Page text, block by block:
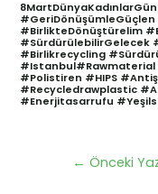
#BirlikteDönüştürelim
#SürdürülebilirGelecek
#birlikrecycling
#istanbul#rawmaterial
#polistiren #HIPS
#recycledrawplastic
#enerjitasarrufu
← Önceki